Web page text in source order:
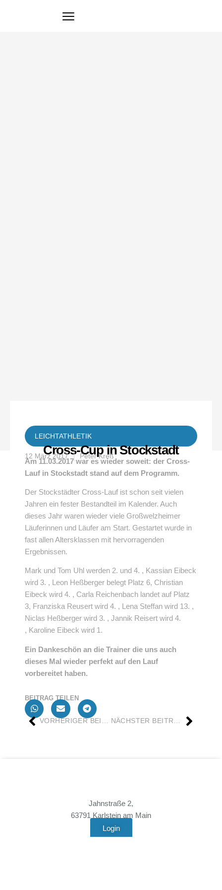
LEICHTATHLETIK
Cross-Cup in Stockstadt
12 März 2017 Peter Kreß
Am 11.03.2017 war es wieder soweit: der Cross-
Lauf in Stockstadt stand auf dem Programm.
Der Stockstädter Cross-Lauf ist schon seit vielen
Jahren ein fester Bestandteil im Kalender. Auch
dieses Jahr waren wieder viele Großwelzheimer
Läuferinnen und Läufer am Start. Gestartet wurde in
fast allen Altersklassen mit hervorragenden
Ergebnissen.
Mark und Tom Uhl werden 2. und 4. , Kassian Eibeck
wird 3. , Leon Heßberger belegt Platz 6, Christian
Eibeck wird 4. , Carla Reichenbach landet auf Platz
3, Franziska Reusert wird 4. , Lena Steffan wird 13. ,
Niclas Heßberger wird 3. , Jannik Reisert wird 4.
, Karoline Eibeck wird 1.
Ein Dankeschön an die Trainer die uns auch
dieses Mal wieder perfekt auf den Lauf
vorbereitet haben.
BEITRAG TEILEN
VORHERIGER BEITRAG NÄCHSTER BEITRAG
Jahnstraße 2,
63791 Karlstein am Main
Login